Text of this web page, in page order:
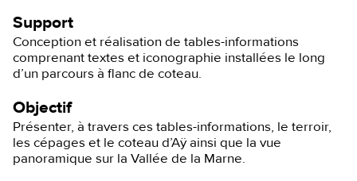
Support
Conception et réalisation de tables-informations
comprenant textes et iconographie installées le long
d’un parcours à flanc de coteau.
Objectif
Présenter, à travers ces tables-informations, le terroir,
les cépages et le coteau d’Aÿ ainsi que la vue
panoramique sur la Vallée de la Marne.